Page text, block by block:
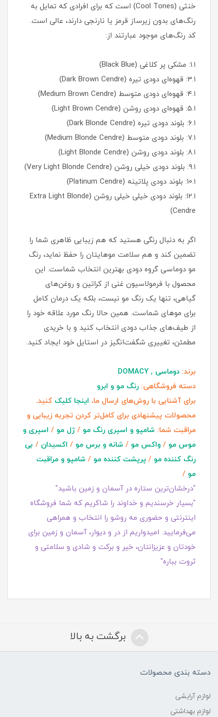
خنثی (Cool Tones) است که برای افرادی که تمایل به
رنگ‌های بدون زیرساز قرمز یا نارنجی دارند، عالی است.
کد رنگ‌های موجود عبارتند از:
۱.۱: مشکی پر کلاغی (Black Blue)
۳.۱: قهوه‌ای دودی تیره (Dark Brown Cendre)
۴.۱: قهوه‌ای دودی متوسط (Medium Brown Cendre)
۵.۱: قهوه‌ای دودی روشن (Light Brown Cendre)
۶.۱: بلوند دودی تیره (Dark Blonde Cendre)
۷.۱: بلوند دودی متوسط (Medium Blonde Cendre)
۸.۱: بلوند دودی روشن (Light Blonde Cendre)
۹.۱: بلوند دودی خیلی روشن (Very Light Blonde Cendre)
۱۰.۱: بلوند دودی پلاتینه (Platinum Cendre)
۱۲.۱: بلوند دودی خیلی خیلی روشن (Extra Light Blonde
Cendre)
اگر به دنبال رنگی هستید که هم زیبایی ظاهری شما را
تضمین کند و هم سلامت موهایتان را حفظ نماید، رنگ
مو دوماسی گروه دودی بهترین انتخاب شماست. این
محصول با فرمولاسیون غنی از کراتین و روغن‌های
گیاهی، تنها یک رنگ مو نیست، بلکه یک درمان کامل
برای موهای شماست. همین حالا رنگ مورد علاقه خود را
از طیف‌های جذاب دودی انتخاب کنید و با خریدی
مطمئن، تغییری شگفت‌انگیز در استایل خود ایجاد کنید.
برند: دوماسی , DOMACY
دسته فروشگاهی: رنگ مو و ابرو
برای آشنایی با روش‌های ارسال ما، اینجا کلیک کنید.
محصولات پیشنهادی برای کامل‌تر کردن تجربه زیبایی و
مراقبت شما: شامپو و اسپری رنگ مو / ژل مو / اسپری و
موس مو / واکس مو / شانه و برس مو / اکسیدان / بی
رنگ کننده مو / پرپشت کننده مو / شامپو و مراقبت
مو /
"درخشان‌ترین ستاره در آسمان و زمین باشید"
"بسیار خرسندیم و خداوند را شاکریم که شما فروشگاه
اینترنتی و حضوری مه روشو را انتخاب و همراهی
می‌فرمایید. امیدواریم از در و دیوار، آسمان و زمین برای
خودتان و عزیزانتان، خیر و برکت و شادی و سلامتی و
ثروت بباره"
برگشت به بالا
دسته بندی محصولات
لوازم آرایشی
لوازم بهداشتی